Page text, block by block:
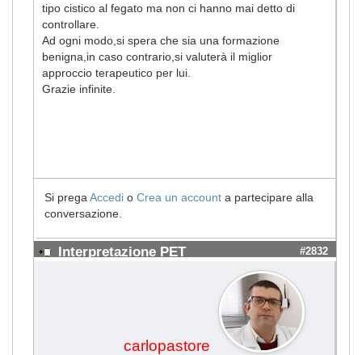
tipo cistico al fegato ma non ci hanno mai detto di
controllare.
Ad ogni modo,si spera che sia una formazione
benigna,in caso contrario,si valuterà il miglior
approccio terapeutico per lui.
Grazie infinite.
Si prega Accedi o Crea un account a partecipare alla
conversazione.
Interpretazione PET #2832
carlopastore